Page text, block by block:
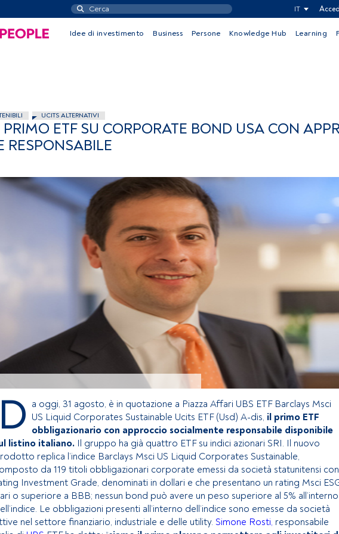
IT
Idee di investimento Business Persone Knowledge Hub Learning
UCITS ALTERNATIVI
ETF SU CORPORATE BOND USA CON
RESPONSABILE
D a oggi, 31 agosto, è in quotazione a Piazza Affari UBS ETF Barclays Msci
US Liquid Corporates Sustainable Ucits ETF (Usd) A-dis, il primo ETF
obbligazionario con approccio socialmente responsabile disponibile
listino italiano. Il gruppo ha già quattro ETF su indici azionari SRI. Il nuovo
replica l’indice Barclays Msci US Liquid Corporates Sustainable,
da 119 titoli obbligazionari corporate emessi da società statunitensi con
Investment Grade, denominati in dollari e che presentano un rating Msci
o superiore a BBB; nessun bond può avere un peso superiore al 5% all’interno
Le obbligazioni presenti all’interno dell’indice sono emesse da società
nel settore finanziario, industriale e delle utility. Simone Rosti, responsabile